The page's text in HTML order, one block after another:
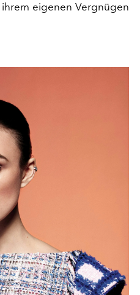
eigenen Vergnügen